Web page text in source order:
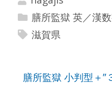
膳所監獄 英／漢
滋賀県
投膳所監獄 小判型＋”